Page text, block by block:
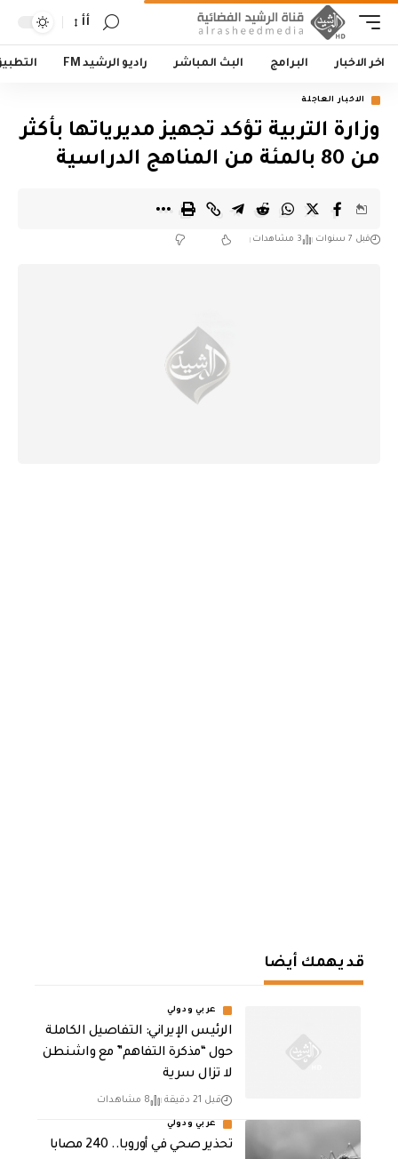
أأ
اخر الاخبار البرامج البث المباشر راديو الرشيد FM
الاخبار العاجلة
وزارة التربية تؤكد تجهيز مديرياتها بأكثر
من 80 بالمئة من المناهج الدراسية
قبل 7 سنوات 3 مشاهدات
قد يهمك أيضا
عربي ودولي
الرئيس الإيراني: التفاصيل الكاملة
حول “مذكرة التفاهم” مع واشنطن
لا تزال سرية
قبل 21 دقيقة 8 مشاهدات
عربي ودولي
تحذير صحي في أوروبا.. 240 مصابا